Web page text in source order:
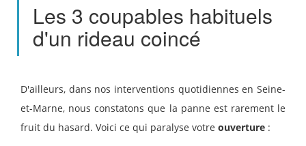
Les 3 coupables habituels
d'un rideau coincé
D'ailleurs, dans nos interventions quotidiennes en Seine-
et-Marne, nous constatons que la panne est rarement le
fruit du hasard. Voici ce qui paralyse votre ouverture :